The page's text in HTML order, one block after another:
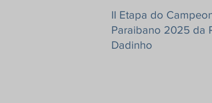
II Etapa do
Paraibano 2025 da
Dadinho